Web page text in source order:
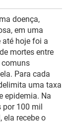
doença,
em uma
até hoje foi a
mortes entre
comuns
Para cada
uma taxa
epidemia. Na
por 100 mil
ela recebe o